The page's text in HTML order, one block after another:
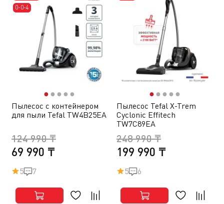
0-0-4
●● ● ● ●
Пылесос с контейнером
для пыли Tefal TW4B25EA
69 990 ₸
124 990 ₸
5 7
●● ● ● ●
Пылесос Tefal X-Trem
Cyclonic Effitech
TW7C89EA
199 990 ₸
248 990 ₸
5 6